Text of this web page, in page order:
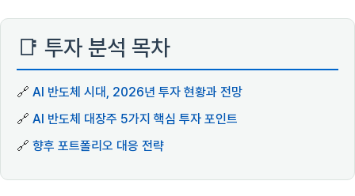
📑 투자 분석 목차
🔗 AI 반도체 시대, 2026년 투자 현황과 전망
🔗 AI 반도체 대장주 5가지 핵심 투자 포인트
🔗 향후 포트폴리오 대응 전략